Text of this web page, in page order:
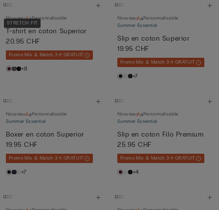
STRETCH FIT
Nouveau Personnalisable
T-shirt en coton Superior
20.95 CHF
Promo Mix & Match 3+1 GRATUIT
+8
Nouveau
Personnalisable
Summer Essential
Slip en coton Superior
19.95 CHF
Promo Mix & Match 3+1 GRATUIT
+7
Nouveau
Personnalisable
Summer Essential
Boxer en coton Superior
19.95 CHF
Promo Mix & Match 3+1 GRATUIT
+7
Nouveau
Personnalisable
Summer Essential
Slip en coton Filo Premium
25.95 CHF
Promo Mix & Match 3+1 GRATUIT
+4